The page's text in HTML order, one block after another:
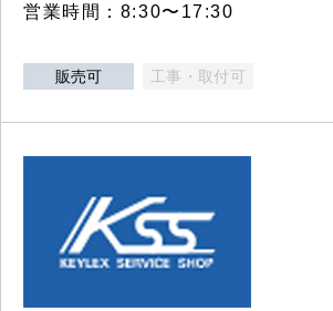
営業時間：8:30〜17:30
販売可 工事・取付可